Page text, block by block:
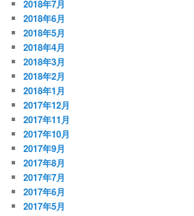
2018年7月
2018年6月
2018年5月
2018年4月
2018年3月
2018年2月
2018年1月
2017年12月
2017年11月
2017年10月
2017年9月
2017年8月
2017年7月
2017年6月
2017年5月